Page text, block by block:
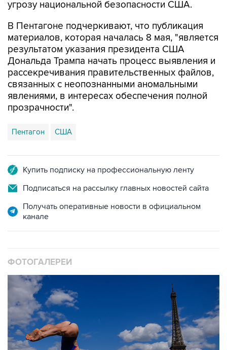
В Пентагоне подчеркивают, что публикация
результатом указания президента США
Дональда Трампа начать процесс выявления и
рассекречивания правительственных файлов,
связанных с неопознанными аномальными
явлениями, в интересах обеспечения полной
прозрачности".
Пентагон США
Подписаться на рассылку главных новостей сайта
Получать оперативные новости в официальном